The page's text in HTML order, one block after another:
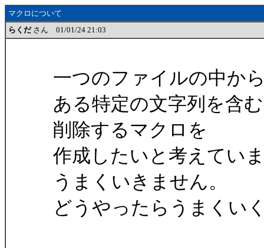
マクロについて
らくださん 01/01/24 21:03
一つのファイルの中か
ある特定の文字列を含
削除するマクロを
作成したいと考えてい
うまくいきません。
どうやったらうまくい